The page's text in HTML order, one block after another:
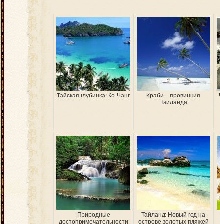
Тайская глубинка: Ко-Чанг
Краби – провинция
Таиланда
Природные
достопримечательности
Тайланд: Новый год на
острове золотых пляжей